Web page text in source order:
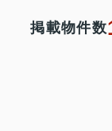
掲載物件数